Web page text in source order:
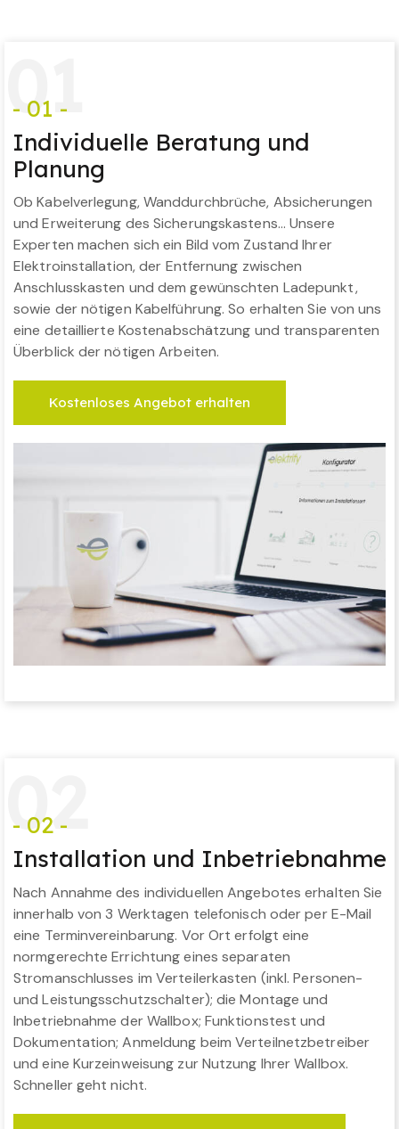
01
- 01 -
Individuelle Beratung und
Planung
Ob Kabelverlegung, Wanddurchbrüche, Absicherungen
und Erweiterung des Sicherungskastens… Unsere
Experten machen sich ein Bild vom Zustand Ihrer
Elektroinstallation, der Entfernung zwischen
Anschlusskasten und dem gewünschten Ladepunkt,
sowie der nötigen Kabelführung. So erhalten Sie von uns
eine detaillierte Kostenabschätzung und transparenten
Überblick der nötigen Arbeiten.
Kostenloses Angebot erhalten
02
- 02 -
Installation und Inbetriebnahme
Nach Annahme des individuellen Angebotes erhalten Sie
innerhalb von 3 Werktagen telefonisch oder per E-Mail
eine Terminvereinbarung. Vor Ort erfolgt eine
normgerechte Errichtung eines separaten
Stromanschlusses im Verteilerkasten (inkl. Personen-
und Leistungsschutzschalter); die Montage und
Inbetriebnahme der Wallbox; Funktionstest und
Dokumentation; Anmeldung beim Verteilnetzbetreiber
und eine Kurzeinweisung zur Nutzung Ihrer Wallbox.
Schneller geht nicht.